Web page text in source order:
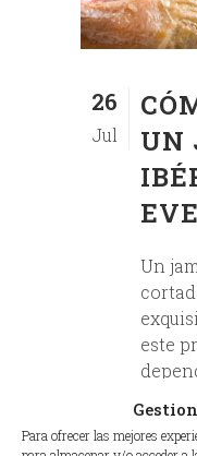
Para ofrecer las mejores
26
Jul
UN
Un
este